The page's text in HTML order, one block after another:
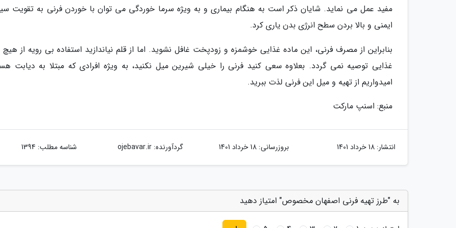
مفید عمل می نماید. شایان ذکر است به هنگام بیماری و به ویژه سرما خوردگی می توان با خوردن فرنی به تقویت
ایمنی و بالا بردن سطح انرژی بدن یاری کرد.
بنابراین از مصرف فرنی، این ماده غذایی خوشمزه و زودپخت غافل نشوید. اما از قلم نیاندازید استفاده بی رویه از هیچ
غذایی توصیه نمی گردد. بعلاوه سعی کنید فرنی را خیلی شیرین میل نکنید، به ویژه افرادی که مبتلا به دیابت
امیدواریم از تهیه و میل این فرنی لذت ببرید.
منبع: اسنپ مارکت
انتشار: 18 خرداد 1401 بروزرسانی: 18 خرداد 1401 گردآورنده:ojebavar.ir شناسه مطلب: 1394
به "طرز تهیه فرنی اصفهان مخصوص" امتیاز دهید